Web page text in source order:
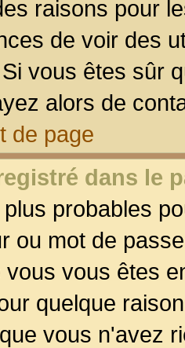
raisons pour
de voir des
vous êtes sûr
alors de
de page
dans le
probables
ou mot de
vous êtes
quelque
vous n'avez